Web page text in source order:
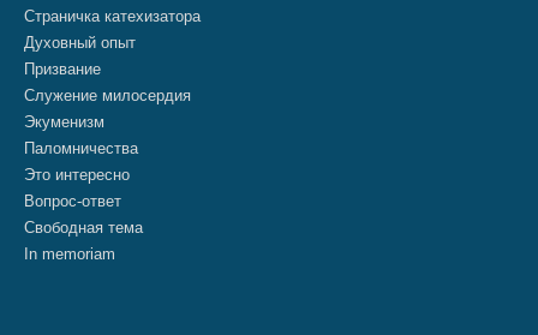
Страничка катехизатора
Духовный опыт
Призвание
Служение милосердия
Экуменизм
Паломничества
Это интересно
Вопрос-ответ
Свободная тема
In memoriam